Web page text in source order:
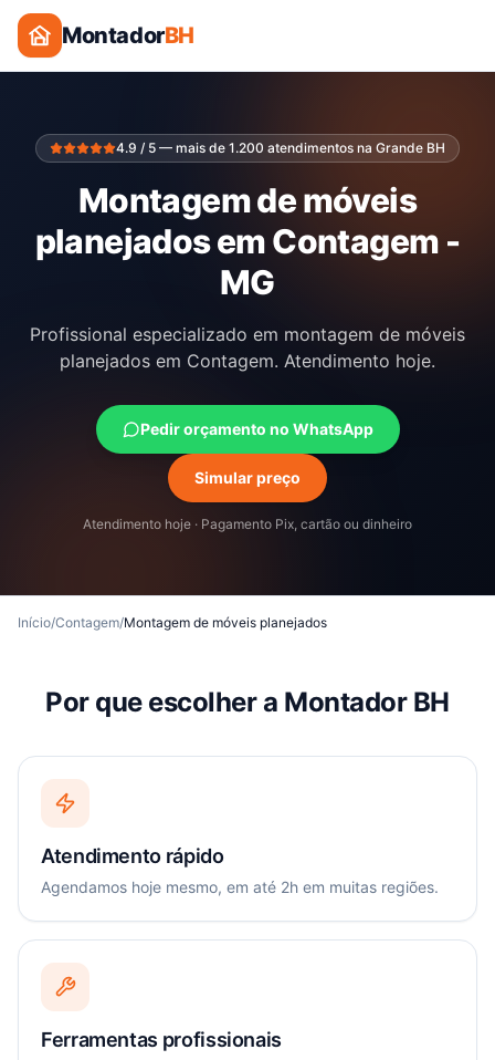
MontadorBH
4.9 / 5 — mais de 1.200 atendimentos na Grande BH
Montagem de móveis
planejados em Contagem -
MG
Profissional especializado em montagem de móveis
planejados em Contagem. Atendimento hoje.
Pedir orçamento no WhatsApp
Simular preço
Atendimento hoje · Pagamento Pix, cartão ou dinheiro
Início/Contagem/Montagem de móveis planejados
Por que escolher a Montador BH
Atendimento rápido
Agendamos hoje mesmo, em até 2h em muitas regiões.
Ferramentas profissionais